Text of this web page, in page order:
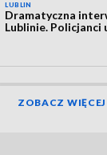
LUBLIN
Dramatyczna
Lublinie. Policjanci
ZOBACZ WIĘCEJ